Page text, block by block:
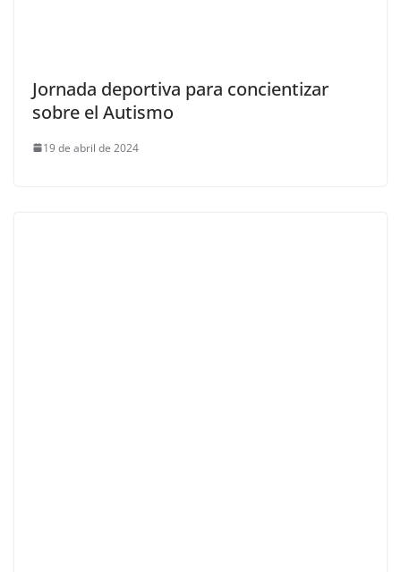
Jornada deportiva para concientizar
sobre el Autismo
19 de abril de 2024